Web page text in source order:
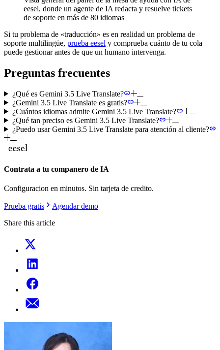
eesel, donde un agente de IA redacta y resuelve tickets
de soporte en más de 80 idiomas
Si tu problema de «traducción» es en realidad un problema de
soporte multilingüe, prueba eesel y comprueba cuánto de tu cola
puede gestionar antes de que un humano intervenga.
Preguntas frecuentes
¿Qué es Gemini 3.5 Live Translate?
¿Gemini 3.5 Live Translate es gratis?
¿Cuántos idiomas admite Gemini 3.5 Live Translate?
¿Qué tan preciso es Gemini 3.5 Live Translate?
¿Puedo usar Gemini 3.5 Live Translate para atención al cliente?
Contrata a tu companero de IA
Configuracion en minutos. Sin tarjeta de credito.
Prueba gratis
Agendar demo
Share this article